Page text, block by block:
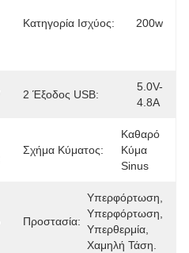
Κατηγορία Ισχύος: 200w
2 Έξοδος USB:
5.0V-
4.8A
Σχήμα Κύματος:
Καθαρό
Κύμα
Sinus
Προστασία:
Υπερφόρτωση,
Υπερφόρτωση,
Υπερθερμία,
Χαμηλή Τάση.